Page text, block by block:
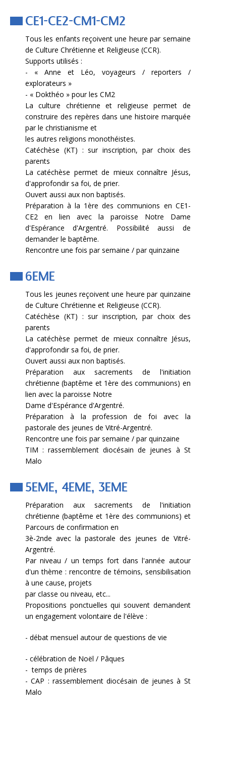
CE1-CE2-CM1-CM2
Tous les enfants reçoivent une heure par semaine
de Culture Chrétienne et Religieuse (CCR).
Supports utilisés :
- « Anne et Léo, voyageurs / reporters /
explorateurs »
- « Dokthéo » pour les CM2
La culture chrétienne et religieuse permet de
construire des repères dans une histoire marquée
par le christianisme et
les autres religions monothéistes.
Catéchèse (KT) : sur inscription, par choix des
parents
La catéchèse permet de mieux connaître Jésus,
d'approfondir sa foi, de prier.
Ouvert aussi aux non baptisés.
Préparation à la 1ère des communions en CE1-
CE2 en lien avec la paroisse Notre Dame
d'Espérance d'Argentré. Possibilité aussi de
demander le baptême.
Rencontre une fois par semaine / par quinzaine
6EME
Tous les jeunes reçoivent une heure par quinzaine
de Culture Chrétienne et Religieuse (CCR).
Catéchèse (KT) : sur inscription, par choix des
parents
La catéchèse permet de mieux connaître Jésus,
d'approfondir sa foi, de prier.
Ouvert aussi aux non baptisés.
Préparation aux sacrements de l'initiation
chrétienne (baptême et 1ère des communions) en
lien avec la paroisse Notre
Dame d'Espérance d'Argentré.
Préparation à la profession de foi avec la
pastorale des jeunes de Vitré-Argentré.
Rencontre une fois par semaine / par quinzaine
TIM : rassemblement diocésain de jeunes à St
Malo
5EME, 4EME, 3EME
Préparation aux sacrements de l'initiation
chrétienne (baptême et 1ère des communions) et
Parcours de confirmation en
3è-2nde avec la pastorale des jeunes de Vitré-
Argentré.
Par niveau / un temps fort dans l'année autour
d'un thème : rencontre de témoins, sensibilisation
à une cause, projets
par classe ou niveau, etc...
Propositions ponctuelles qui souvent demandent
un engagement volontaire de l'élève :
- débat mensuel autour de questions de vie
- célébration de Noël / Pâques
- temps de prières
- CAP : rassemblement diocésain de jeunes à St
Malo